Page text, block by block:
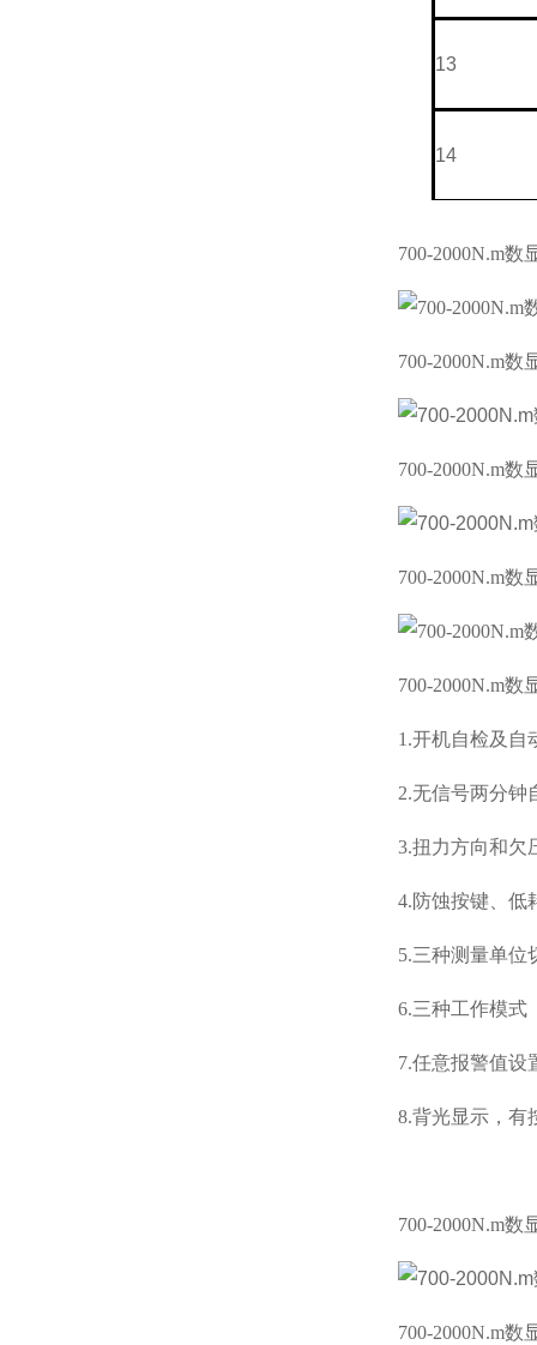
13
14
700-2000N.m数
700-2000N.m数
700-2000N.m数
700-2000N.m数
700-2000N.m数
1.开机自检及自
2.无信号两分钟
3.扭力方向和欠
4.防蚀按键、低
5.三种测量单位
6.三种工作模式
7.任意报警值设
8.背光显示，有
700-2000N.m数
700-2000N.m数